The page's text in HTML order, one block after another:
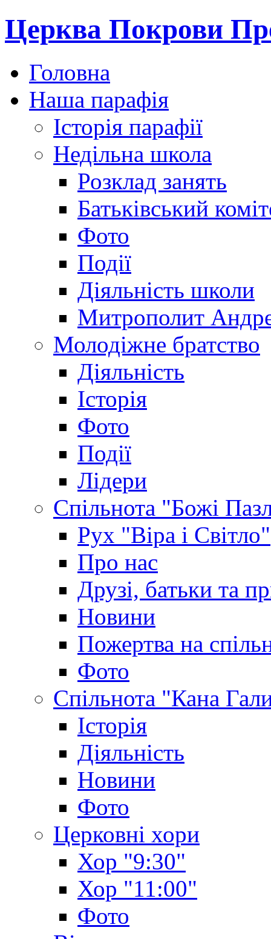
Церква Покрови
Головна
Наша парафія
Історія парафії
Недільна школа
Розклад занять
Батьківський
Фото
Події
Діяльність школи
Митрополит
Молодіжне братство
Діяльність
Історія
Фото
Події
Лідери
Спільнота "Божі
Рух "Віра і Світло"
Про нас
Друзі, батьки та
Новини
Пожертва на
Фото
Спільнота "Кана
Історія
Діяльність
Новини
Фото
Церковні хори
Хор "9:30"
Хор "11:00"
Фото